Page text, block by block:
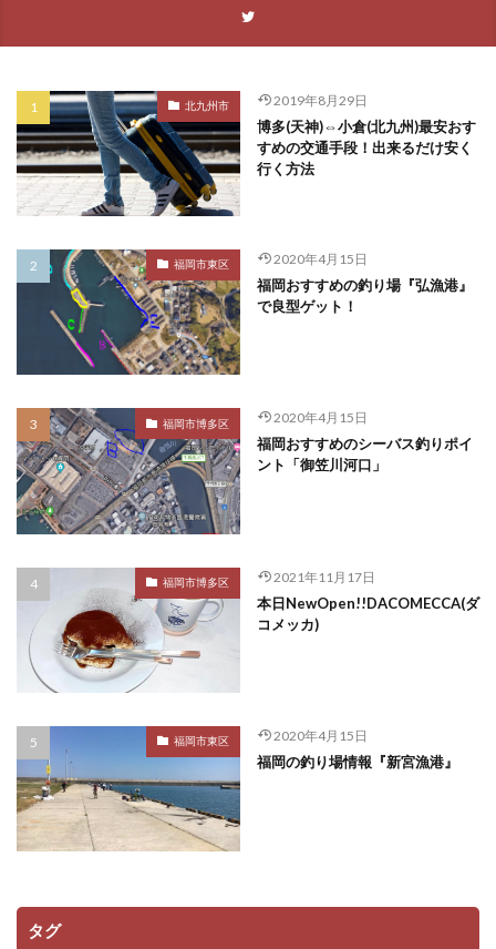
北九州市 2019年8月29日
博多(天神)⇔小倉(北九州)最安おす
すめの交通手段！出来るだけ安く
行く方法
福岡市東区 2020年4月15日
福岡おすすめの釣り場『弘漁港』
で良型ゲット！
福岡市博多区 2020年4月15日
福岡おすすめのシーバス釣りポイ
ント「御笠川河口」
福岡市博多区 2021年11月17日
本日NewOpen!!DACOMECCA(ダ
コメッカ)
福岡市東区 2020年4月15日
福岡の釣り場情報『新宮漁港』
タグ